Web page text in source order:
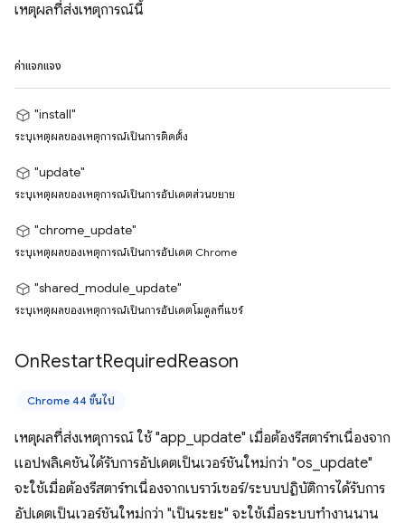
เหตุผลที่ส่งเหตุการณ์นี้
ค่าแจกแจง
"install"
ระบุเหตุผลของเหตุการณ์เป็นการติดตั้ง
"update"
ระบุเหตุผลของเหตุการณ์เป็นการอัปเดตส่วนขยาย
"chrome_update"
ระบุเหตุผลของเหตุการณ์เป็นการอัปเดต Chrome
"shared_module_update"
ระบุเหตุผลของเหตุการณ์เป็นการอัปเดตโมดูลที่แชร์
OnRestartRequiredReason
Chrome 44 ขึ้นไป
เหตุผลที่ส่งเหตุการณ์ ใช้ "app_update" เมื่อต้องรีสตาร์ทเนื่องจาก
แอปพลิเคชันได้รับการอัปเดตเป็นเวอร์ชันใหม่กว่า "os_update"
จะใช้เมื่อต้องรีสตาร์ทเนื่องจากเบราว์เซอร์/ระบบปฏิบัติการได้รับการ
อัปเดตเป็นเวอร์ชันใหม่กว่า "เป็นระยะ" จะใช้เมื่อระบบทำงานนาน